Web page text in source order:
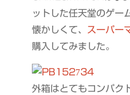
ットした任天堂のゲー
懐かしくて、 スーパー
購入してみました。
外箱はとてもコンパク